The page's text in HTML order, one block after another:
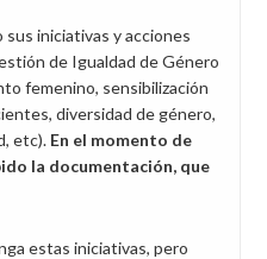
iniciativas y acciones
de Igualdad de Género
femenino, sensibilización
diversidad de género,
etc). En el momento de
la documentación, que
estas iniciativas, pero